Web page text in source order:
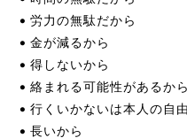
労力の無駄だから
金が減るから
得しないから
絡まれる可能性があるから
行くいかないは本人の自
長いから